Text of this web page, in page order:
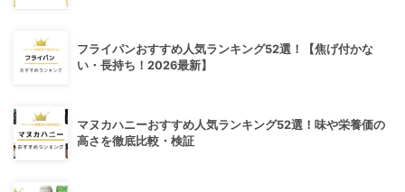
フライパンおすすめ人気ランキング52選！【焦げ付かな
い・長持ち！2026最新】
マヌカハニーおすすめ人気ランキング52選！味や栄養価の
高さを徹底比較・検証